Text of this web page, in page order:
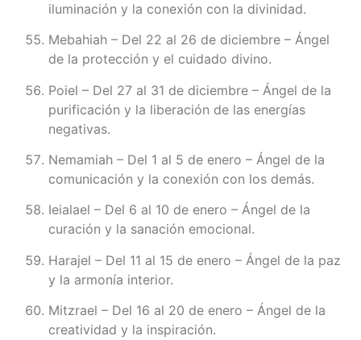
iluminación y la conexión con la divinidad.
Mebahiah – Del 22 al 26 de diciembre – Ángel
de la protección y el cuidado divino.
Poiel – Del 27 al 31 de diciembre – Ángel de la
purificación y la liberación de las energías
negativas.
Nemamiah – Del 1 al 5 de enero – Ángel de la
comunicación y la conexión con los demás.
Ieialael – Del 6 al 10 de enero – Ángel de la
curación y la sanación emocional.
Harajel – Del 11 al 15 de enero – Ángel de la paz
y la armonía interior.
Mitzrael – Del 16 al 20 de enero – Ángel de la
creatividad y la inspiración.